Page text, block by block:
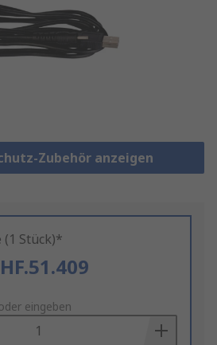
Zubehör anzeigen
Stück)*
eingeben